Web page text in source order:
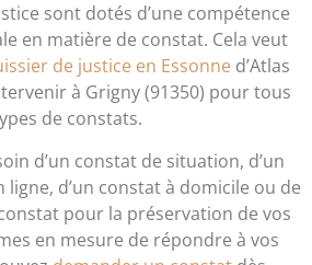
sont dotés d’une compétence
en matière de constat. Cela veut
de justice en Essonne d’Atlas
à Grigny (91350) pour tous
de constats.
d’un constat de situation, d’un
ligne, d’un constat à domicile ou de
pour la préservation de vos
en mesure de répondre à vos